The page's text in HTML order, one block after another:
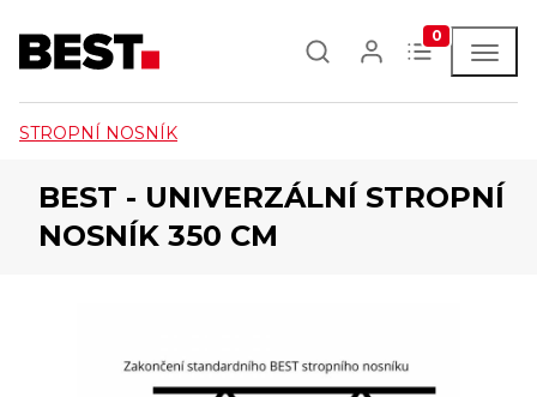
0
STROPNÍ NOSNÍK
BEST - UNIVERZÁLNÍ STROPNÍ
NOSNÍK 350 CM